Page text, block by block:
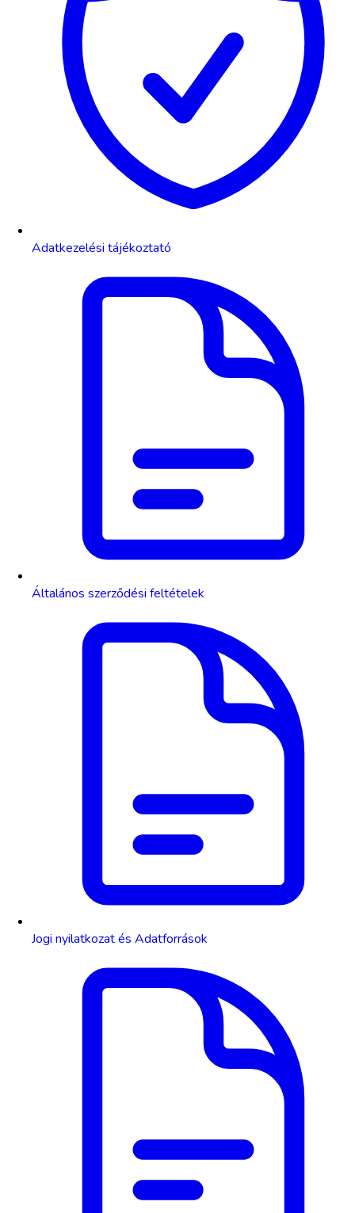
Adatkezelési tájékoztató
Általános szerződési feltételek
Jogi nyilatkozat és Adatforrások